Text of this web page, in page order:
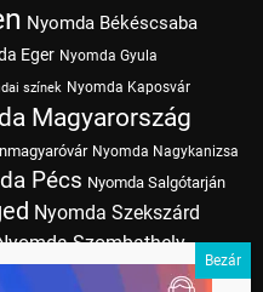
Nyomda Békéscsaba
Eger Nyomda Gyula
színek Nyomda Kaposvár
Magyarország
Nyomda Nagykanizsa
Pécs Nyomda Salgótarján
Nyomda Szekszárd
Szombathely
Tatabánya Nyomda Vác